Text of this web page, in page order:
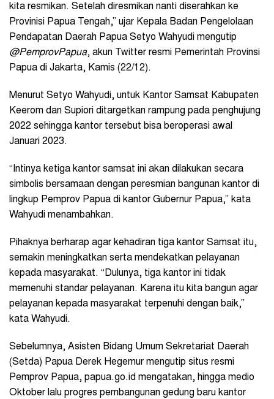
kita resmikan. Setelah diresmikan nanti diserahkan ke
Provinisi Papua Tengah,” ujar Kepala Badan Pengelolaan
Pendapatan Daerah Papua Setyo Wahyudi mengutip
@PemprovPapua, akun Twitter resmi Pemerintah Provinsi
Papua di Jakarta, Kamis (22/12).
Menurut Setyo Wahyudi, untuk Kantor Samsat Kabupaten
Keerom dan Supiori ditargetkan rampung pada penghujung
2022 sehingga kantor tersebut bisa beroperasi awal
Januari 2023.
“Intinya ketiga kantor samsat ini akan dilakukan secara
simbolis bersamaan dengan peresmian bangunan kantor di
lingkup Pemprov Papua di kantor Gubernur Papua,” kata
Wahyudi menambahkan.
Pihaknya berharap agar kehadiran tiga kantor Samsat itu,
semakin meningkatkan serta mendekatkan pelayanan
kepada masyarakat. “Dulunya, tiga kantor ini tidak
memenuhi standar pelayanan. Karena itu kita bangun agar
pelayanan kepada masyarakat terpenuhi dengan baik,”
kata Wahyudi.
Sebelumnya, Asisten Bidang Umum Sekretariat Daerah
(Setda) Papua Derek Hegemur mengutip situs resmi
Pemprov Papua, papua.go.id mengatakan, hingga medio
Oktober lalu progres pembangunan gedung baru kantor